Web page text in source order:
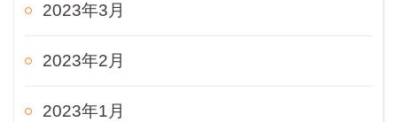
2023年3月
2023年2月
2023年1月